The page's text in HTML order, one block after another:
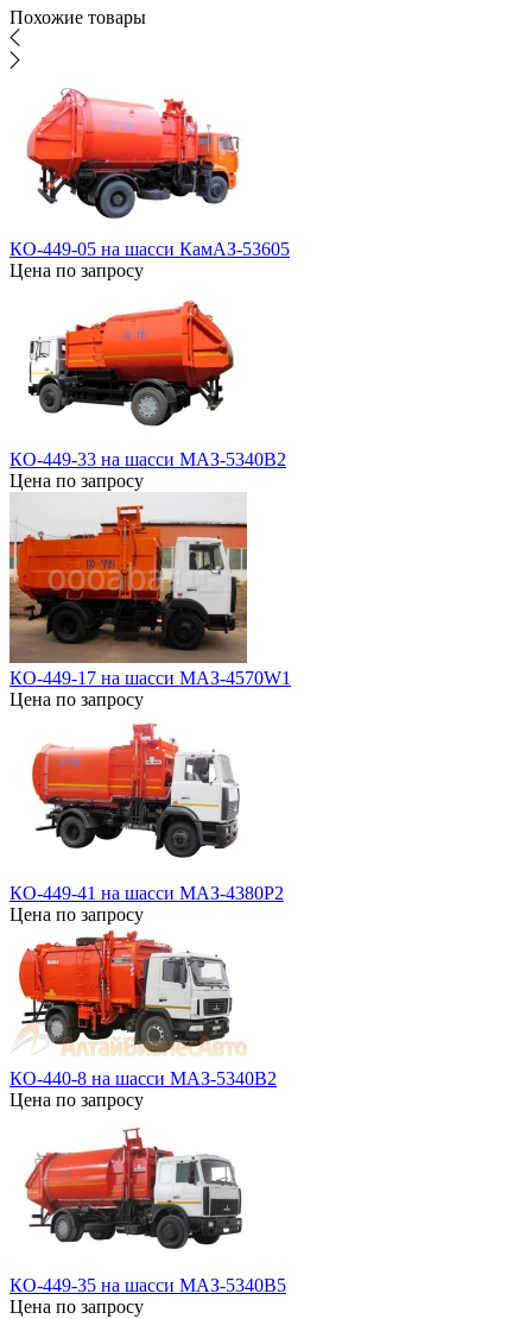
Похожие товары
КО-449-05 на шасси КамАЗ-53605
Цена по запросу
КО-449-33 на шасси МАЗ-5340В2
Цена по запросу
КО-449-17 на шасси МАЗ-4570W1
Цена по запросу
КО-449-41 на шасси МАЗ-4380Р2
Цена по запросу
КО-440-8 на шасси МАЗ-5340В2
Цена по запросу
КО-449-35 на шасси МАЗ-5340В5
Цена по запросу